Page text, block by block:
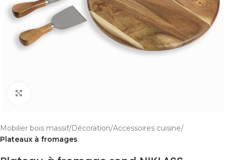
Mobilier bois massif Décoration Accessoires cuisine
Plateaux à fromages